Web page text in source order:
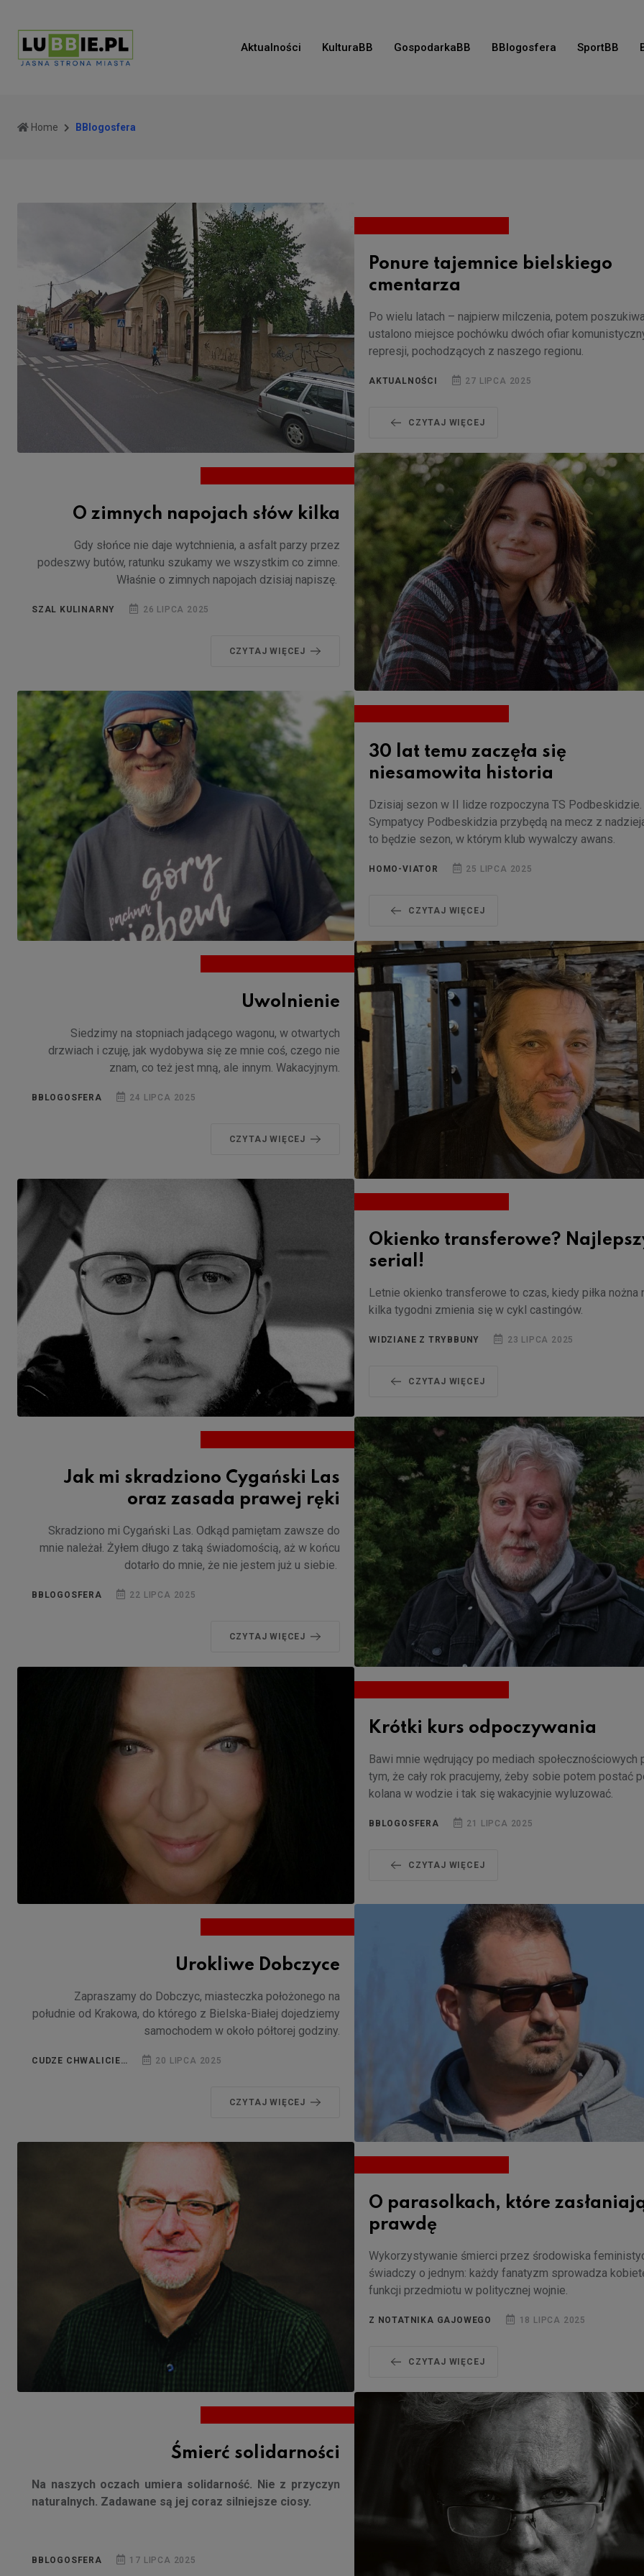
Aktualności KulturaBB GospodarkaBB BBlogosfera SportBB
Home BBlogosfera
Ponure tajemnice bielskiego
cmentarza
Po wielu latach – najpierw milczenia, potem
ustalono miejsce pochówku dwóch ofiar
represji, pochodzących z naszego regionu.
AKTUALNOŚCI 27 LIPCA 2025
CZYTAJ WIĘCEJ
O zimnych napojach słów kilka
Gdy słońce nie daje wytchnienia, a asfalt parzy przez
podeszwy butów, ratunku szukamy we wszystkim co zimne.
Właśnie o zimnych napojach dzisiaj napiszę.
SZAL KULINARNY 26 LIPCA 2025
CZYTAJ WIĘCEJ
30 lat temu zaczęła się
niesamowita historia
Dzisiaj sezon w II lidze rozpoczyna TS Podbeskidzie.
Sympatycy Podbeskidzia przybędą na mecz z
to będzie sezon, w którym klub wywalczy awans.
HOMO-VIATOR 25 LIPCA 2025
CZYTAJ WIĘCEJ
Uwolnienie
Siedzimy na stopniach jadącego wagonu, w otwartych
drzwiach i czuję, jak wydobywa się ze mnie coś, czego nie
znam, co też jest mną, ale innym. Wakacyjnym.
BBLOGOSFERA 24 LIPCA 2025
CZYTAJ WIĘCEJ
Okienko transferowe?
serial!
Letnie okienko transferowe to czas, kiedy piłka nożna
kilka tygodni zmienia się w cykl castingów.
WIDZIANE Z TRYBBUNY 23 LIPCA 2025
CZYTAJ WIĘCEJ
Jak mi skradziono Cygański Las
oraz zasada prawej ręki
Skradziono mi Cygański Las. Odkąd pamiętam zawsze do
mnie należał. Żyłem długo z taką świadomością, aż w końcu
dotarło do mnie, że nie jestem już u siebie.
BBLOGOSFERA 22 LIPCA 2025
CZYTAJ WIĘCEJ
Krótki kurs odpoczywania
Bawi mnie wędrujący po mediach społecznościowych
tym, że cały rok pracujemy, żeby sobie potem postać
kolana w wodzie i tak się wakacyjnie wyluzować.
BBLOGOSFERA 21 LIPCA 2025
CZYTAJ WIĘCEJ
Urokliwe Dobczyce
Zapraszamy do Dobczyc, miasteczka położonego na
południe od Krakowa, do którego z Bielska-Białej dojedziemy
samochodem w około półtorej godziny.
CUDZE CHWALICIE… 20 LIPCA 2025
CZYTAJ WIĘCEJ
O parasolkach, które
prawdę
Wykorzystywanie śmierci przez środowiska
świadczy o jednym: każdy fanatyzm sprowadza
funkcji przedmiotu w politycznej wojnie.
Z NOTATNIKA GAJOWEGO 18 LIPCA 2025
CZYTAJ WIĘCEJ
Śmierć solidarności
Na naszych oczach umiera solidarność. Nie z przyczyn
naturalnych. Zadawane są jej coraz silniejsze ciosy.
BBLOGOSFERA 17 LIPCA 2025